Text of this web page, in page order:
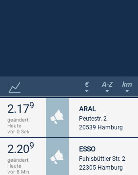
2.179
geändert
Heute
vor 0 Sek.
ARAL
Peutestr. 2
20539 Hamburg
2.209
geändert
Heute
vor 8 Min.
ESSO
Fuhlsbüttler Str. 2
22305 Hamburg